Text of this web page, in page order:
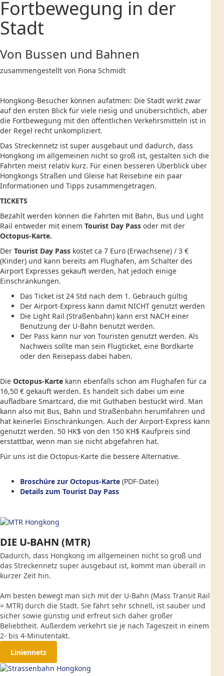
Fortbewegung in der
Stadt
Von Bussen und Bahnen
zusammengestellt von Fiona Schmidt
Hongkong-Besucher können aufatmen: Die Stadt wirkt zwar
auf den ersten Blick für viele riesig und unübersichtlich, aber
die Fortbewegung mit den öffentlichen Verkehrsmitteln ist in
der Regel recht unkompliziert.
Das Streckennetz ist super ausgebaut und dadurch, dass
Hongkong im allgemeinen nicht so groß ist, gestalten sich die
Fahrten meist relativ kurz. Für einen besseren Überblick über
Hongkongs Straßen und Gleise hat Reisebine ein paar
Informationen und Tipps zusammengetragen.
TICKETS
Bezahlt werden können die Fahrten mit Bahn, Bus und Light
Rail entweder mit einem Tourist Day Pass oder mit der
Octopus-Karte.
Der Tourist Day Pass kostet ca 7 Euro (Erwachsene) / 3 €
(Kinder) und kann bereits am Flughafen, am Schalter des
Airport Expresses gekauft werden, hat jedoch einige
Einschränkungen.
Das Ticket ist 24 Std nach dem 1. Gebrauch gültig
Der Airport-Express kann damit NICHT genutzt werden
Die Light Rail (Straßenbahn) kann erst NACH einer
Benutzung der U-Bahn benutzt werden.
Der Pass kann nur von Touristen genutzt werden. Als
Nachweis sollte man sein Flugticket, eine Bordkarte
oder den Reisepass dabei haben.
Die Octopus-Karte kann ebenfalls schon am Flughafen für ca
16,50 € gekauft werden. Es handelt sich dabei um eine
aufladbare Smartcard, die mit Guthaben bestückt wird. Man
kann also mit Bus, Bahn und Straßenbahn herumfahren und
hat keinerlei Einschränkungen. Auch der Airport-Express kann
genutzt werden. 50 HK$ von den 150 KH$ Kaufpreis sind
erstattbar, wenn man sie nicht abgefahren hat.
Für uns ist die Octopus-Karte die bessere Alternative.
Broschüre zur Octopus-Karte (PDF-Datei)
Details zum Tourist Day Pass
DIE U-BAHN (MTR)
Dadurch, dass Hongkong im allgemeinen nicht so groß und
das Streckennetz super ausgebaut ist, kommt man überall in
kurzer Zeit hin.
Am besten bewegt man sich mit der U-Bahn (Mass Transit Rail
= MTR) durch die Stadt. Sie fährt sehr schnell, ist sauber und
sicher sowie günstig und erfreut sich daher großer
Beliebtheit. Außerdem verkehrt sie je nach Tageszeit in einem
2- bis 4-Minutentakt.
Liniennetz